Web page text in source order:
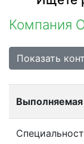
Компания
Показать
Выполняемая